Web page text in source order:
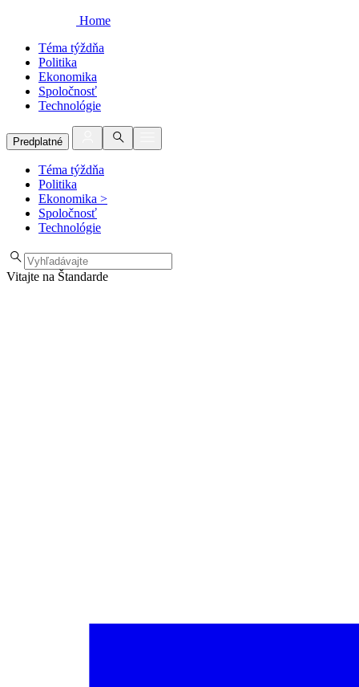
Home
Téma týždňa
Politika
Ekonomika
Spoločnosť
Technológie
Predplatné
Téma týždňa
Politika
Ekonomika >
Spoločnosť
Technológie
Vitajte na Štandarde